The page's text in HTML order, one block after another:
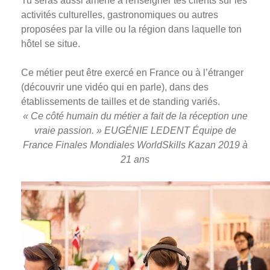
activités culturelles, gastronomiques ou autres
proposées par la ville ou la région dans laquelle ton
hôtel se situe.
Ce métier peut être exercé en France ou à l’étranger
(découvrir une vidéo qui en parle), dans des
établissements de tailles et de standing variés.
« Ce côté humain du métier a fait de la réception une
vraie passion. » EUGÉNIE LEDENT Équipe de
France Finales Mondiales WorldSkills Kazan 2019 à
21 ans